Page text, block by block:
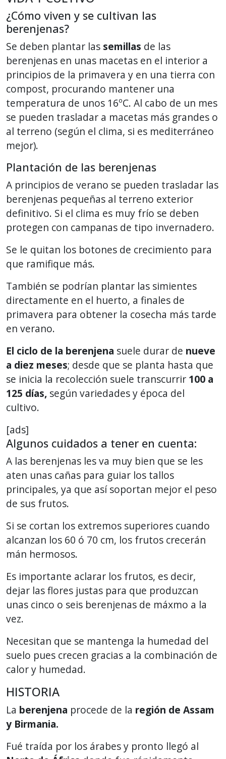
¿Cómo viven y se cultivan las
berenjenas?
Se deben plantar las semillas de las
berenjenas en unas macetas en el interior a
principios de la primavera y en una tierra con
compost, procurando mantener una
temperatura de unos 16ºC. Al cabo de un mes
se pueden trasladar a macetas más grandes o
al terreno (según el clima, si es mediterráneo
mejor).
Plantación de las berenjenas
A principios de verano se pueden trasladar las
berenjenas pequeñas al terreno exterior
definitivo. Si el clima es muy frío se deben
protegen con campanas de tipo invernadero.
Se le quitan los botones de crecimiento para
que ramifique más.
También se podrían plantar las simientes
directamente en el huerto, a finales de
primavera para obtener la cosecha más tarde
en verano.
El ciclo de la berenjena suele durar de nueve
a diez meses; desde que se planta hasta que
se inicia la recolección suele transcurrir 100 a
125 días, según variedades y época del
cultivo.
[ads]
Algunos cuidados a tener en cuenta:
A las berenjenas les va muy bien que se les
aten unas cañas para guiar los tallos
principales, ya que así soportan mejor el peso
de sus frutos.
Si se cortan los extremos superiores cuando
alcanzan los 60 ó 70 cm, los frutos crecerán
mán hermosos.
Es importante aclarar los frutos, es decir,
dejar las flores justas para que produzcan
unas cinco o seis berenjenas de máxmo a la
vez.
Necesitan que se mantenga la humedad del
suelo pues crecen gracias a la combinación de
calor y humedad.
HISTORIA
La berenjena procede de la región de Assam
y Birmania.
Fué traída por los árabes y pronto llegó al